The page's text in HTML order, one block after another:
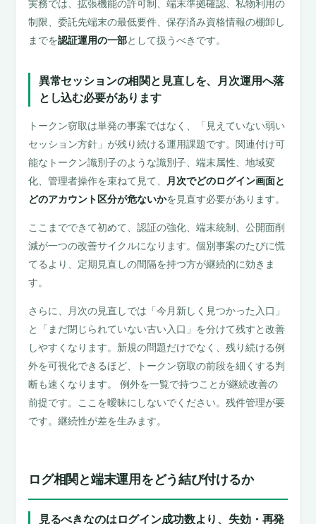
実務では、拡張機能の許可制、端末準拠確認、私物利用の
制限、委託先端末の最低要件、保存済み資格情報の棚卸し
までを認証運用の一部として扱うべきです。
異常セッションの相関と見直しを、月次運用へ落
とし込む必要があります
トークン窃取は単発の事案ではなく、「見えていない弱い
セッション方針」が残り続ける運用課題です。関連付け可
能なトークン識別子のような識別子、端末属性、地域変
化、管理者操作を束ねて見て、
月次でどのログイン画面と
どのアカウント区分が危ないかを見直す必要があります。
ここまでできて初めて、認証の強化、端末統制、公開面削
減が一つの改善サイクルになります。個別事案のたびに慌
てるより、定期見直しの間隔を持つ方が継続的に効きま
す。
さらに、月次の見直しでは「今月新しく見つかった入口」
と「まだ閉じられていない古い入口」を分けて残すと改善
しやすくなります。新規の問題だけでなく、残り続ける例
外を可視化できるほど、トークン窃取の前段を細くする判
断も速くなります。 例外を一覧で持つことが継続改善の
前提です。ここを曖昧にしないでください。残件管理が要
です。継続性が差を生みます。
ログ相関と端末運用をどう結び付けるか
見るべきなのはログイン成功数より、失効・再発